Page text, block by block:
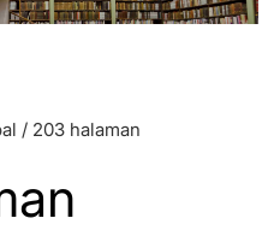
/ 203 halaman